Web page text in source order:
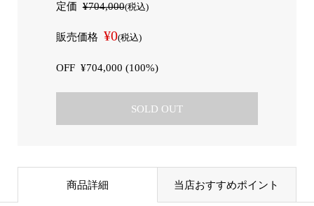
定価¥704,000(税込)
販売価格 ¥0(税込)
OFF ¥704,000 (100%)
SOLD OUT
商品詳細 当店おすすめポイント